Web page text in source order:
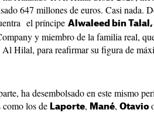
647 millones de euros. Casi nada.
el príncipe Alwaleed bin Talal,
y miembro de la familia real,
Hilal, para reafirmar su figura de
ha desembolsado en este mismo
los de Laporte, Mané, Otavio